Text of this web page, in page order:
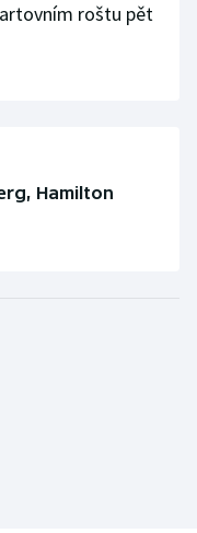
roštu pět
Hamilton